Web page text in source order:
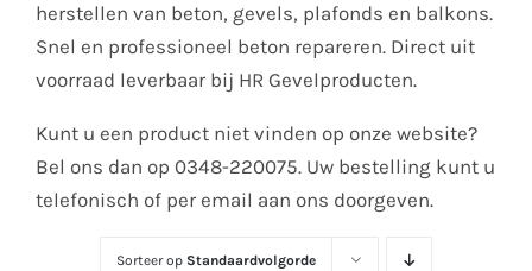
herstellen van beton, gevels, plafonds en balkons.
Snel en professioneel beton repareren. Direct uit
voorraad leverbaar bij HR Gevelproducten.
Kunt u een product niet vinden op onze website?
Bel ons dan op 0348-220075. Uw bestelling kunt u
telefonisch of per email aan ons doorgeven.
Sorteer op Standaardvolgorde